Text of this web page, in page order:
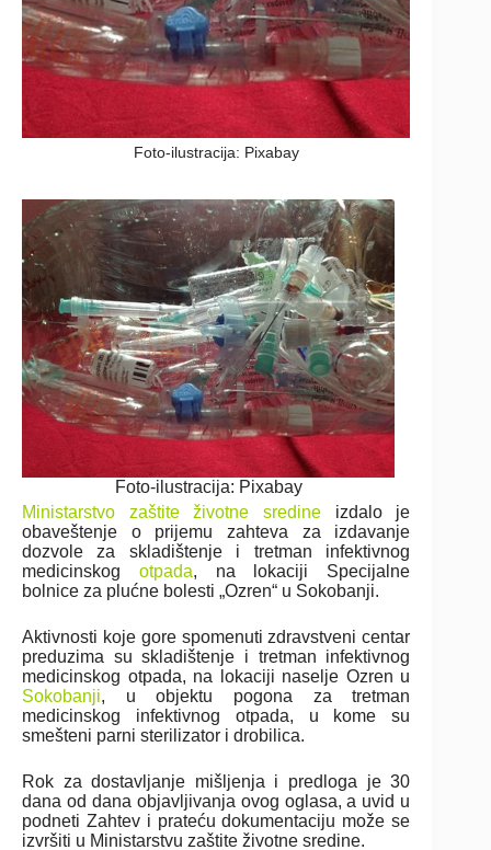
Foto-ilustracija: Pixabay
Foto-ilustracija: Pixabay
Ministarstvo zaštite životne sredineizdalo je
obaveštenje o prijemu zahteva za izdavanje
dozvole za skladištenje i tretman infektivnog
medicinskog otpada, na lokaciji Specijalne
bolnice za plućne bolesti „Ozren“ u Sokobanji.
Aktivnosti koje gore spomenuti zdravstveni centar
preduzima su skladištenje i tretman infektivnog
medicinskog otpada, na lokaciji naselje Ozren u
Sokobanji, u objektu pogona za tretman
medicinskog infektivnog otpada, u kome su
smešteni parni sterilizator i drobilica.
Rok za dostavljanje mišljenja i predloga je 30
dana od dana objavljivanja ovog oglasa, a uvid u
podneti Zahtev i prateću dokumentaciju može se
izvršiti u Ministarstvu zaštite životne sredine.